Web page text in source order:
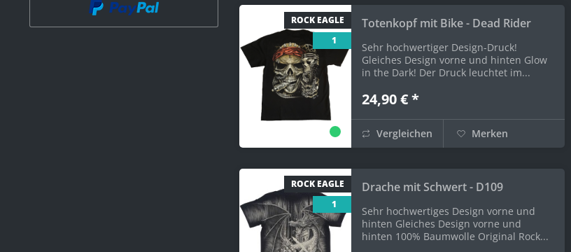
ROCK EAGLE
1
Totenkopf mit Bike - Dead Rider
Sehr hochwertiger Design-Druck!
Gleiches Design vorne und hinten Glow
in the Dark! Der Druck leuchtet im...
24,90 € *
Vergleichen Merken
ROCK EAGLE
1
Drache mit Schwert - D109
Sehr hochwertiges Design vorne und
hinten Gleiches Design vorne und
hinten 100% Baumwolle Original Rock...